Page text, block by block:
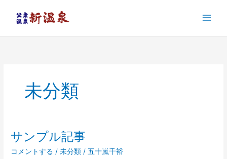
ス
未分類
サンプル記事
コメントする /未分類 /五十嵐千裕
サ
ン
プ